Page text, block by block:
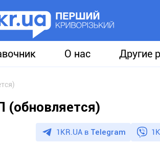
О нас Другие
(обновляется)
1KR.UA в Telegram